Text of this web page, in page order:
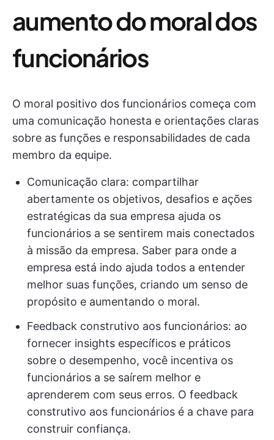
aumento do moral dos
funcionários
O moral positivo dos funcionários começa com
uma comunicação honesta e orientações claras
sobre as funções e responsabilidades de cada
membro da equipe.
Comunicação clara: compartilhar
abertamente os objetivos, desafios e ações
estratégicas da sua empresa ajuda os
funcionários a se sentirem mais conectados
à missão da empresa. Saber para onde a
empresa está indo ajuda todos a entender
melhor suas funções, criando um senso de
propósito e aumentando o moral.
Feedback construtivo aos funcionários: ao
fornecer insights específicos e práticos
sobre o desempenho, você incentiva os
funcionários a se saírem melhor e
aprenderem com seus erros. O feedback
construtivo aos funcionários é a chave para
construir confiança.